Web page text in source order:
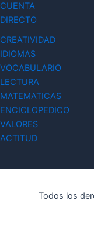
CUENTA
DIRECTO
CREATIVIDAD
IDIOMAS
VOCABULARIO
LECTURA
MATEMATICAS
ENCICLOPEDICO
VALORES
ACTITUD
Todos los